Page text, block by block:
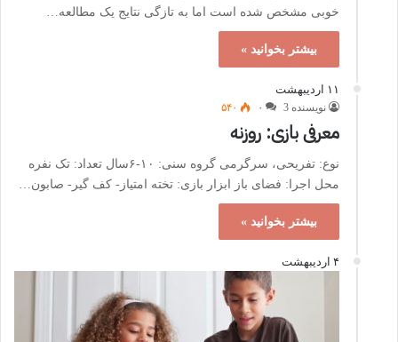
خوبی مشخص شده است اما به تازگی نتایج یک مطالعه…
بیشتر بخوانید »
۱۱ اردیبهشت
نویسنده 3 ۰ ۵۴۰
معرفی بازی: روزنه
نوع: تفریحی، سرگرمی گروه سنی: ۱۰-۶سال تعداد: تک نفره
محل اجرا: فضای باز ابزار بازی: تخته امتیاز- کف گیر- صابون…
بیشتر بخوانید »
۴ اردیبهشت